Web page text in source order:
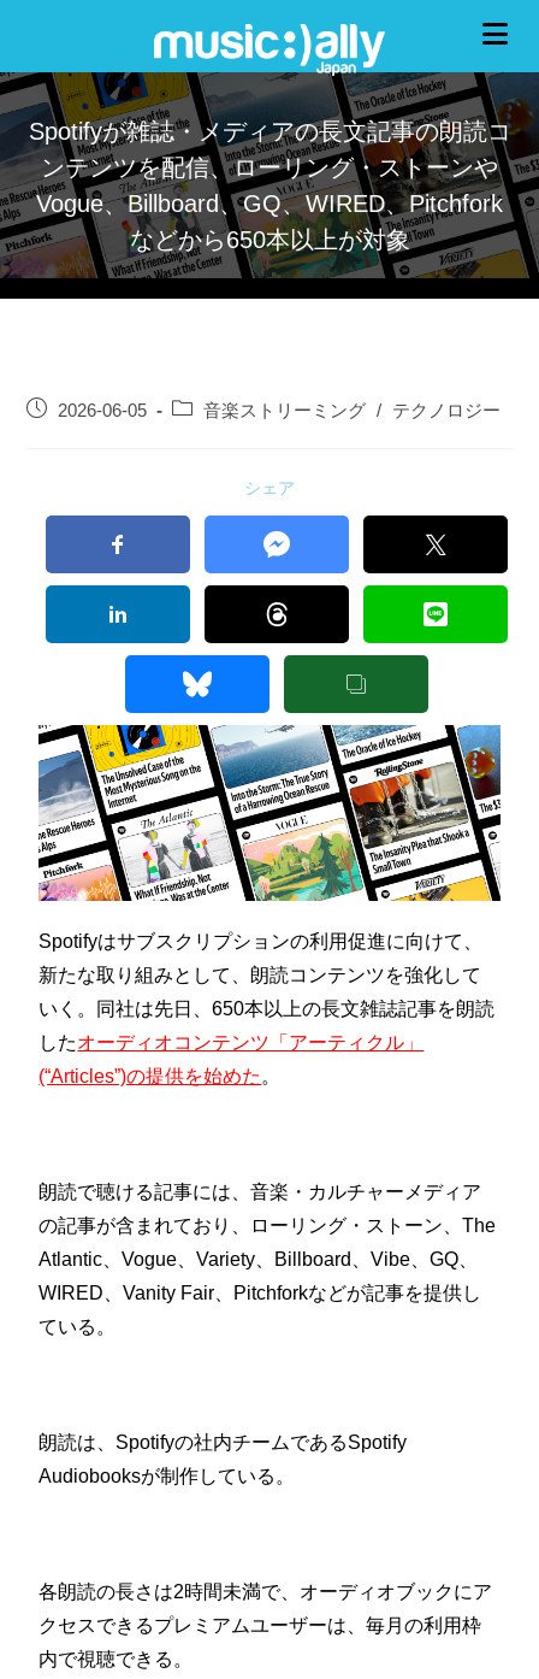
Spotifyが雑誌・メディアの長文記事の朗読コ
ンテンツを配信、ローリング・ストーンや
Vogue、Billboard、GQ、WIRED、Pitchfork
などから650本以上が対象
2026-06-05 音楽ストリーミング / テクノロジー
シェア
Spotifyはサブスクリプションの利用促進に向けて、
新たな取り組みとして、朗読コンテンツを強化して
いく。同社は先日、650本以上の長文雑誌記事を朗読
したオーディオコンテンツ「アーティクル」
(“Articles”)の提供を始めた 。
朗読で聴ける記事には、音楽・カルチャーメディア
の記事が含まれており、ローリング・ストーン、The
Atlantic、Vogue、Variety、Billboard、Vibe、GQ、
WIRED、Vanity Fair、Pitchforkなどが記事を提供し
ている。
朗読は、Spotifyの社内チームであるSpotify
Audiobooksが制作している。
各朗読の長さは2時間未満で、オーディオブックにア
クセスできるプレミアムユーザーは、毎月の利用枠
内で視聴できる。